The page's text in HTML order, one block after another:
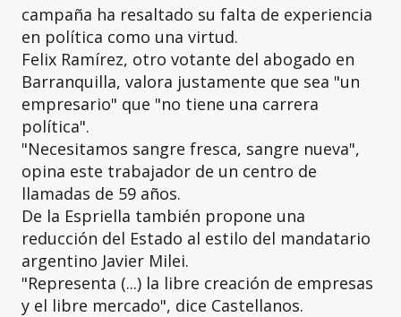
campaña ha resaltado su falta de experiencia
en política como una virtud.
Felix Ramírez, otro votante del abogado en
Barranquilla, valora justamente que sea "un
empresario" que "no tiene una carrera
política".
"Necesitamos sangre fresca, sangre nueva",
opina este trabajador de un centro de
llamadas de 59 años.
De la Espriella también propone una
reducción del Estado al estilo del mandatario
argentino Javier Milei.
"Representa (...) la libre creación de empresas
y el libre mercado", dice Castellanos.